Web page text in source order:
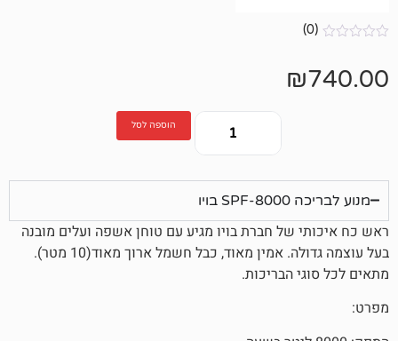
הוספה לסל
חברת בויו מגיע עם טוחן אשפה ועלים מובנה
מאוד, כבל חשמל ארוך מאוד(10 מטר).
הבריכות.